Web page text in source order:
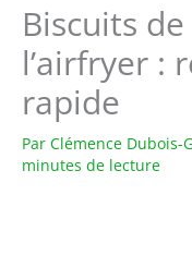
Biscuits
l’airfryer :
rapide
Par Clémence Dubois-
minutes de lecture